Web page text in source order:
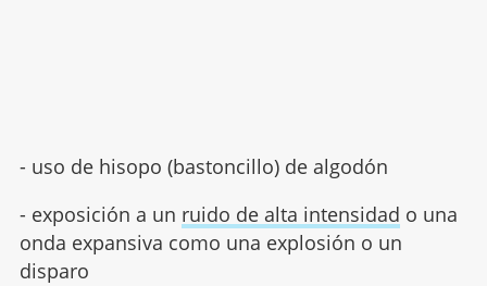
- uso de hisopo (bastoncillo) de algodón
- exposición a un ruido de alta intensidad o una
onda expansiva como una explosión o un
disparo